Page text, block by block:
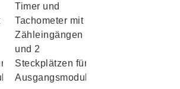
Timer und
Tachometer mit 2
Zähleingängen
und 2
Steckplätzen für
Ausgangsmodule